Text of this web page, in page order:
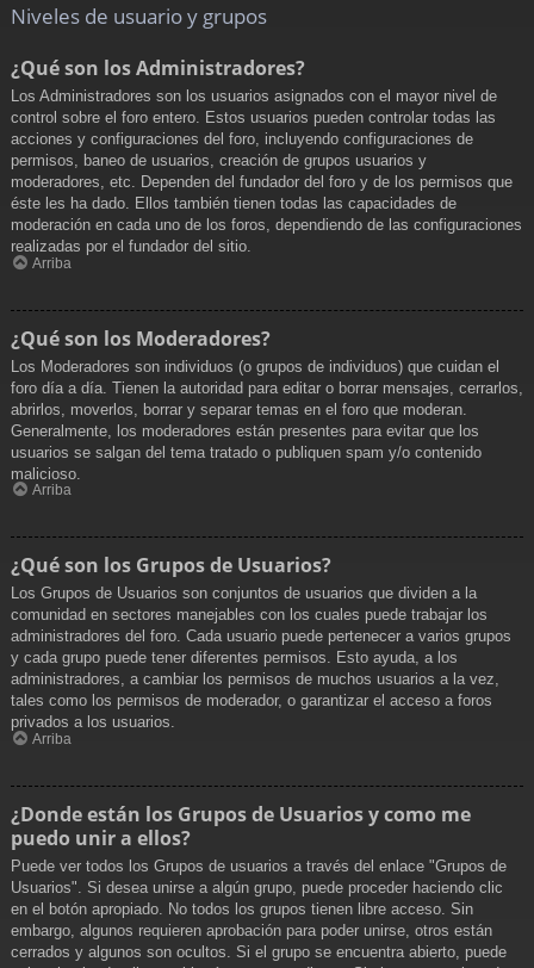
Niveles de usuario y grupos
¿Qué son los Administradores?
Los Administradores son los usuarios asignados con el mayor nivel de
control sobre el foro entero. Estos usuarios pueden controlar todas las
acciones y configuraciones del foro, incluyendo configuraciones de
permisos, baneo de usuarios, creación de grupos usuarios y
moderadores, etc. Dependen del fundador del foro y de los permisos que
éste les ha dado. Ellos también tienen todas las capacidades de
moderación en cada uno de los foros, dependiendo de las configuraciones
realizadas por el fundador del sitio.
Arriba
¿Qué son los Moderadores?
Los Moderadores son individuos (o grupos de individuos) que cuidan el
foro día a día. Tienen la autoridad para editar o borrar mensajes, cerrarlos,
abrirlos, moverlos, borrar y separar temas en el foro que moderan.
Generalmente, los moderadores están presentes para evitar que los
usuarios se salgan del tema tratado o publiquen spam y/o contenido
malicioso.
Arriba
¿Qué son los Grupos de Usuarios?
Los Grupos de Usuarios son conjuntos de usuarios que dividen a la
comunidad en sectores manejables con los cuales puede trabajar los
administradores del foro. Cada usuario puede pertenecer a varios grupos
y cada grupo puede tener diferentes permisos. Esto ayuda, a los
administradores, a cambiar los permisos de muchos usuarios a la vez,
tales como los permisos de moderador, o garantizar el acceso a foros
privados a los usuarios.
Arriba
¿Donde están los Grupos de Usuarios y como me
puedo unir a ellos?
Puede ver todos los Grupos de usuarios a través del enlace "Grupos de
Usuarios". Si desea unirse a algún grupo, puede proceder haciendo clic
en el botón apropiado. No todos los grupos tienen libre acceso. Sin
embargo, algunos requieren aprobación para poder unirse, otros están
cerrados y algunos son ocultos. Si el grupo se encuentra abierto, puede